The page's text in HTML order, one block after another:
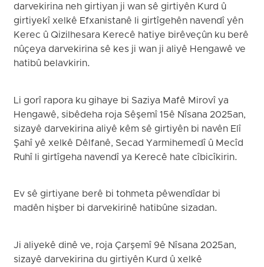
darvekirina neh girtiyan ji wan sê girtiyên Kurd û
girtiyekî xelkê Efxanistanê li girtîgehên navendî yên
Kerec û Qizilhesara Kerecê hatiye birêveçûn ku berê
nûçeya darvekirina sê kes ji wan ji aliyê Hengawê ve
hatibû belavkirin.
Li gorî rapora ku gihaye bi Saziya Mafê Mirovî ya
Hengawê, sibêdeha roja Sêşemî 15ê Nîsana 2025an,
sizayê darvekirina aliyê kêm sê girtiyên bi navên Elî
Şahî yê xelkê Dêlfanê, Secad Yarmihemedî û Mecîd
Ruhî li girtîgeha navendî ya Kerecê hate cîbicîkirin.
Ev sê girtiyane berê bi tohmeta pêwendîdar bi
madên hişber bi darvekirinê hatibûne sizadan.
Ji aliyekê dinê ve, roja Çarşemî 9ê Nîsana 2025an,
sizayê darvekirina du girtiyên Kurd û xelkê